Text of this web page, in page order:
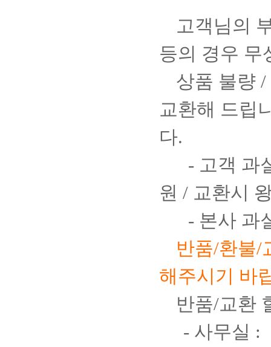
고객님의
등의 경우 무
상품 불량
교환해 드립
다.
- 고객 과
원 / 교환시
- 본사 과
반품/환불/
해주시기 바
반품/교환
- 사무실 :